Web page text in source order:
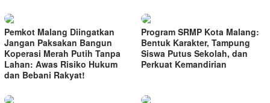
Pemkot Malang Diingatkan
Jangan Paksakan Bangun
Koperasi Merah Putih Tanpa
Lahan: Awas Risiko Hukum
dan Bebani Rakyat!
Program SRMP Kota Malang:
Bentuk Karakter, Tampung
Siswa Putus Sekolah, dan
Perkuat Kemandirian